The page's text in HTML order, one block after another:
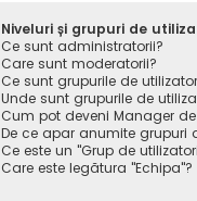
Niveluri și grupuri de
Ce sunt administratorii?
Care sunt moderatorii?
Ce sunt grupurile de
Unde sunt grupurile de
Cum pot deveni Manager
De ce apar anumite grupuri
Ce este un "Grup de
Care este legătura "Echipa"?